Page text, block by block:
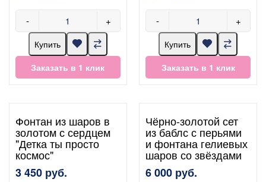
- +
Купить
Заказать в 1 клик
- +
Купить
Заказать в 1 клик
Фонтан из шаров в
золотом с сердцем
"Детка ты просто
космос"
3 450 руб.
Чёрно-золотой сет
из баблс с перьями
и фонтана гелиевых
шаров со звёздами
6 000 руб.